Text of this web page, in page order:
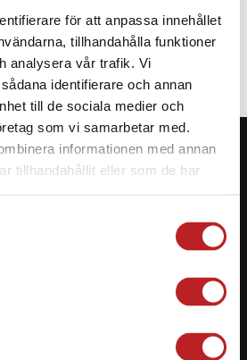
för att anpassa innehållet
tillhandahålla funktioner
analysera vår trafik. Vi
identifierare och annan
till de sociala medier och
som vi samarbetar med.
informationen med annan
tillhandahållit eller som de har